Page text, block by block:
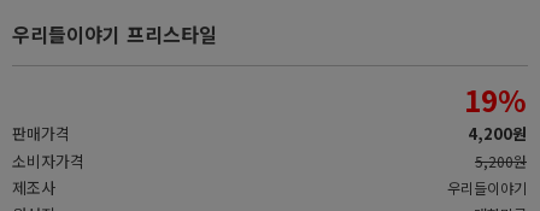
우리들이야기 프리스타일
판매가격
19%
4,200원
소비자가격
5,200원
제조사 우리들이야기